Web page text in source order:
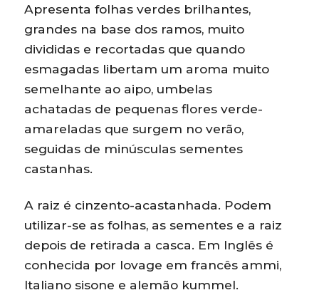
Apresenta folhas verdes brilhantes,
grandes na base dos ramos, muito
divididas e recortadas que quando
esmagadas libertam um aroma muito
semelhante ao aipo, umbelas
achatadas de pequenas flores verde-
amareladas que surgem no verão,
seguidas de minúsculas sementes
castanhas.
A raiz é cinzento-acastanhada. Podem
utilizar-se as folhas, as sementes e a raiz
depois de retirada a casca. Em Inglês é
conhecida por lovage em francês ammi,
Italiano sisone e alemão kummel.